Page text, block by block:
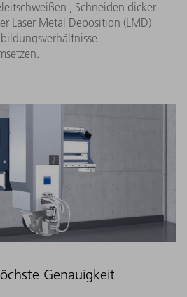
, Schneiden dicker
Laser Metal Deposition (LMD)
Genauigkeit